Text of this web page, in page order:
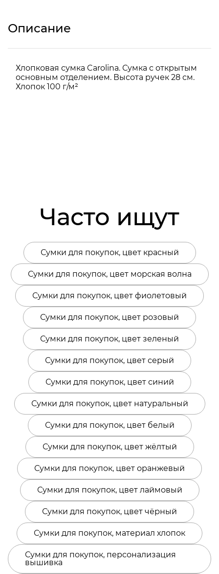
Описание
Хлопковая сумка Carolina. Сумка с открытым
основным отделением. Высота ручек 28 см.
Хлопок 100 г/м²
Часто ищут
Сумки для покупок, цвет красный
Сумки для покупок, цвет морская волна
Сумки для покупок, цвет фиолетовый
Сумки для покупок, цвет розовый
Сумки для покупок, цвет зеленый
Сумки для покупок, цвет серый
Сумки для покупок, цвет синий
Сумки для покупок, цвет натуральный
Сумки для покупок, цвет белый
Сумки для покупок, цвет жёлтый
Сумки для покупок, цвет оранжевый
Сумки для покупок, цвет лаймовый
Сумки для покупок, цвет чёрный
Сумки для покупок, материал хлопок
Сумки для покупок, персонализация
вышивка